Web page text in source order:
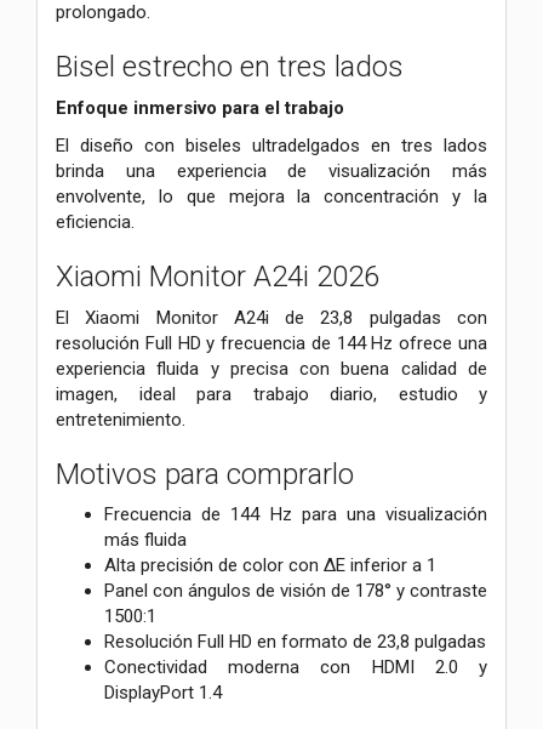
prolongado.
Bisel estrecho en tres lados
Enfoque inmersivo para el trabajo
El diseño con biseles ultradelgados en tres lados
brinda una experiencia de visualización más
envolvente, lo que mejora la concentración y la
eficiencia.
Xiaomi Monitor A24i 2026
El Xiaomi Monitor A24i de 23,8 pulgadas con
resolución Full HD y frecuencia de 144 Hz ofrece una
experiencia fluida y precisa con buena calidad de
imagen, ideal para trabajo diario, estudio y
entretenimiento.
Motivos para comprarlo
Frecuencia de 144 Hz para una visualización
más fluida
Alta precisión de color con ΔE inferior a 1
Panel con ángulos de visión de 178° y contraste
1500:1
Resolución Full HD en formato de 23,8 pulgadas
Conectividad moderna con HDMI 2.0 y
DisplayPort 1.4